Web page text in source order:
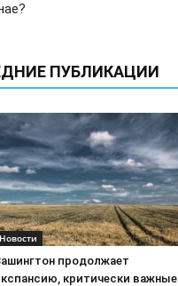
ПУБЛИКАЦИИ
Новости
продолжает
критически важные